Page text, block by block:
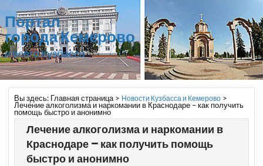
Портал
города Кемерово
и всего Кузбасса
Вы здесь: Главная страница> Новости Кузбасса и Кемерово>
Лечение алкоголизма и наркомании в Краснодаре – как получить
помощь быстро и анонимно
Лечение алкоголизма и наркомании в
Краснодаре – как получить помощь
быстро и анонимно